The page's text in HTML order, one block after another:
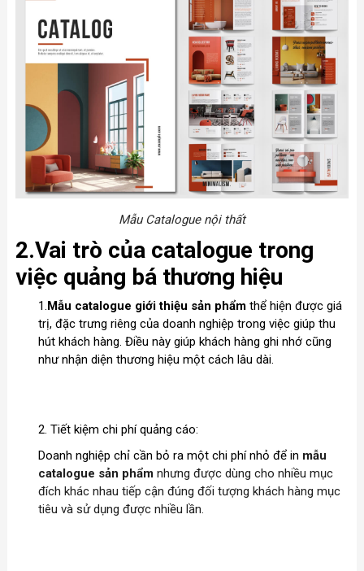
Mẫu Catalogue nội thất
2.Vai trò của catalogue trong
việc quảng bá thương hiệu
1. Mẫu catalogue giới thiệu sản phẩm thể hiện được giá
trị, đặc trưng riêng của doanh nghiệp trong việc giúp thu
hút khách hàng. Điều này giúp khách hàng ghi nhớ cũng
như nhận diện thương hiệu một cách lâu dài.
2. Tiết kiệm chi phí quảng cáo:
Doanh nghiệp chỉ cần bỏ ra một chi phí nhỏ để in mẫu
catalogue sản phẩm nhưng được dùng cho nhiều mục
đích khác nhau tiếp cận đúng đối tượng khách hàng mục
tiêu và sử dụng được nhiều lần.